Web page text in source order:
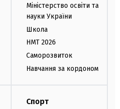
Міністерство освіти та
науки України
Школа
НМТ 2026
Саморозвиток
Навчання за кордоном
Спорт